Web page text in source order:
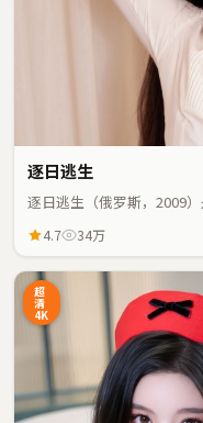
逐日逃生
逐日逃生（俄罗斯，2009
4.7 34万
超
清
4K